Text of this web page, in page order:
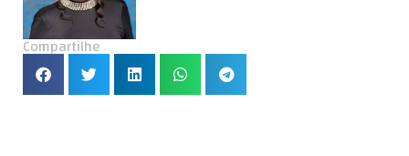
Compartilhe